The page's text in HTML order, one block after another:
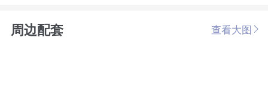
周边配套 查看大图